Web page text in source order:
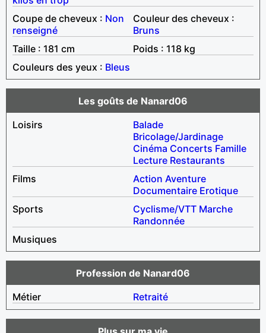
Coupe de cheveux : Non
renseigné
Couleur des cheveux :
Bruns
Taille : 181 cm
Poids : 118 kg
Couleurs des yeux : Bleus
Les goûts de Nanard06
Loisirs
Balade
Bricolage/Jardinage
Cinéma Concerts Famille
Lecture Restaurants
Films
Action Aventure
Documentaire Erotique
Sports
Cyclisme/VTT Marche
Randonnée
Musiques
Profession de Nanard06
Métier
Retraité